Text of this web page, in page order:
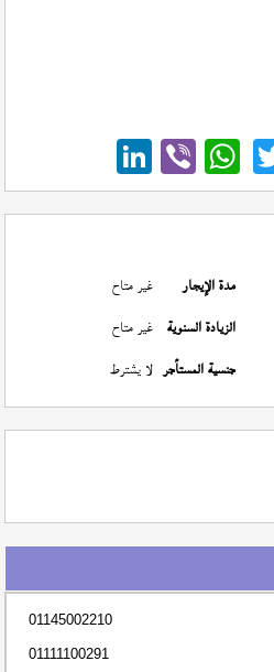
مدة الإيجار
غير متاح
الزيادة السنوية غير متاح
جنسية المستأجر لا يشترط
01145002210
01111100291